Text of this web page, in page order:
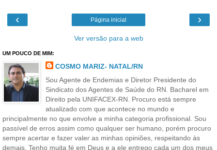
‹ ›
Página inicial
Ver versão para a web
UM POUCO DE MIM:
COSMO MARIZ- NATAL/RN
Sou Agente de Endemias e Diretor Presidente do
Sindicato dos Agentes de Saúde do RN. Bacharel em
Direito pela UNIFACEX-RN. Procuro está sempre
atualizado com que acontece no mundo e
principalmente no que envolve a minha categoria profissional. Sou
passível de erros assim como qualquer ser humano, porém procuro
sempre acertar e fazer valer as minhas opiniões, respeitando às
demais. Tenho muita fé em Deus e a ele entrego cada um dos meus